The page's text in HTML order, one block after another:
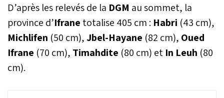
D’après les relevés de la DGM au sommet, la
province d’Ifrane totalise 405 cm : Habri (43 cm),
Michlifen (50 cm),Jbel-Hayane (82 cm), Oued
Ifrane (70 cm), Timahdite (80 cm) et In Leuh (80
cm).